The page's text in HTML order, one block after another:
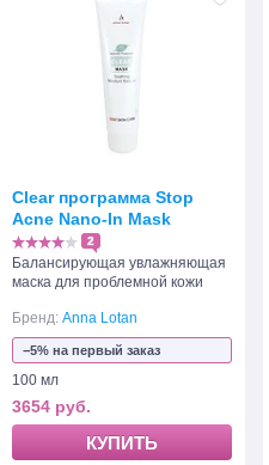
Clear программа Stop
Acne Nano-In Mask
2
Балансирующая увлажняющая
маска для проблемной кожи
Бренд: Anna Lotan
−5% на первый заказ
100 мл
3654 руб.
КУПИТЬ